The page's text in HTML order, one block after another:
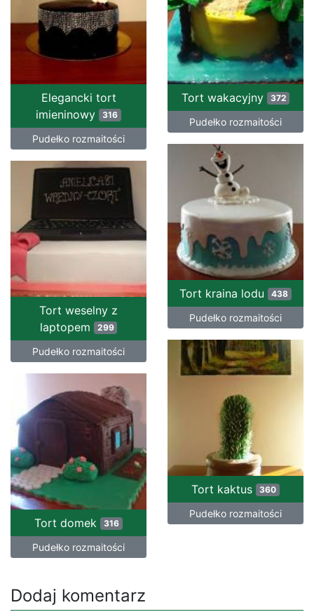
Elegancki tort
imieninowy 316
Pudełko rozmaitości
Tort wakacyjny 372
Pudełko rozmaitości
Tort kraina lodu 438
Pudełko rozmaitości
Tort weselny z
laptopem
299
Pudełko rozmaitości
Tort kaktus 360
Pudełko rozmaitości
Tort domek 316
Pudełko rozmaitości
Dodaj komentarz